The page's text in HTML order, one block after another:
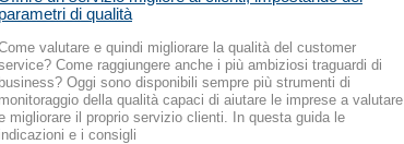
parametri di qualità
valutare e quindi migliorare la qualità del customer
Come raggiungere anche i più ambiziosi traguardi di
business? Oggi sono disponibili sempre più strumenti di
monitoraggio della qualità capaci di aiutare le imprese a valutare
migliorare il proprio servizio clienti. In questa guida le
indicazioni e i consigli